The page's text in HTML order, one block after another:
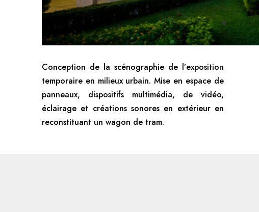
Conception de la scénographie de l’exposition
temporaire en milieux urbain. Mise en espace de
panneaux, dispositifs multimédia, de vidéo,
éclairage et créations sonores en extérieur en
reconstituant un wagon de tram.